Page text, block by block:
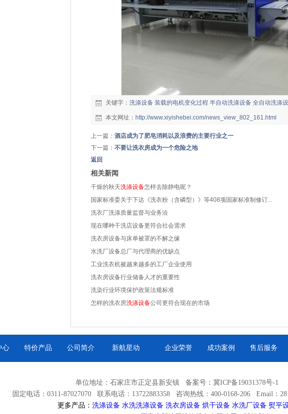
关键字： 洗涤设备 装载的电机变化过程 半自动洗涤设备 全自动洗涤
本文网址： http://www.xiyishebei.com/news_view_802_161.html
上一篇： 酒店成为了肥皂消耗以及浪费的主要行业之一
下一篇： 不要让洗衣房成为一个危险之地
返回
相关新闻
干燥的秋天洗涤设备怎样去除静电呢？
国家标准委关于下达《洗衣粉（含磷型）》等408项国家标准制修订...
洗衣厂洗涤质量监督与业务洽
现在哪种干洗店设备更符合社会需求
洗衣房设备与床单被罩的不解之缘
水洗厂设备总厂与代理商的优缺点
工业洗衣机被越来越多的工厂企业使用
洗衣房设备行业储备人才的重要性
洗染行业环境保护政策法规标准
怎样的洗衣房洗涤设备公司更符合现在的市场
心 特价产品 公司简介 新航星动 企业荣誉 成功案例 售后服务
单位地址：石家庄市正定县新安镇 备案号： 冀ICP备19031378号-1
固定电话：0311-87027070 联系电话：13722883358 咨询热线：400-0168-206 Email：
更多产品： 洗涤设备 水洗洗涤设备 洗衣房设备 烘干设备 水洗厂设备 熨平